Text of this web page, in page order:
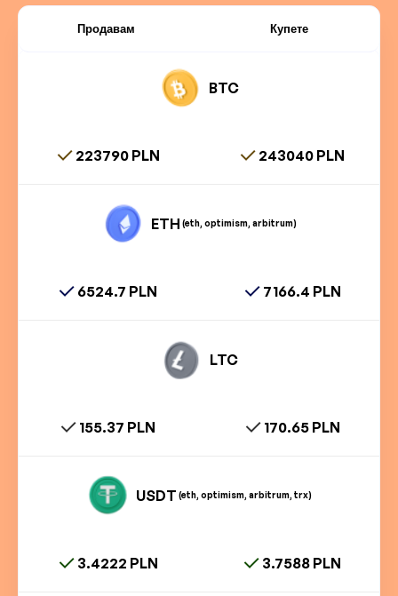
Продавам Купете
BTC
223790 PLN 243040 PLN
ETH (eth, optimism, arbitrum)
6524.7 PLN 7166.4 PLN
LTC
155.37 PLN 170.65 PLN
USDT (eth, optimism, arbitrum, trx)
3.4222 PLN 3.7588 PLN